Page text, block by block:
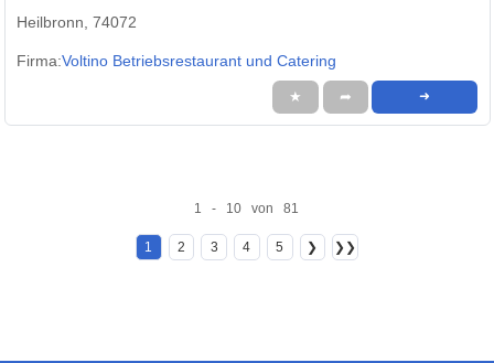
Heilbronn, 74072
Firma:Voltino Betriebsrestaurant und Catering
★ ➦ ➜
1 - 10 von 81
1 2 3 4 5 ❯ ❯❯